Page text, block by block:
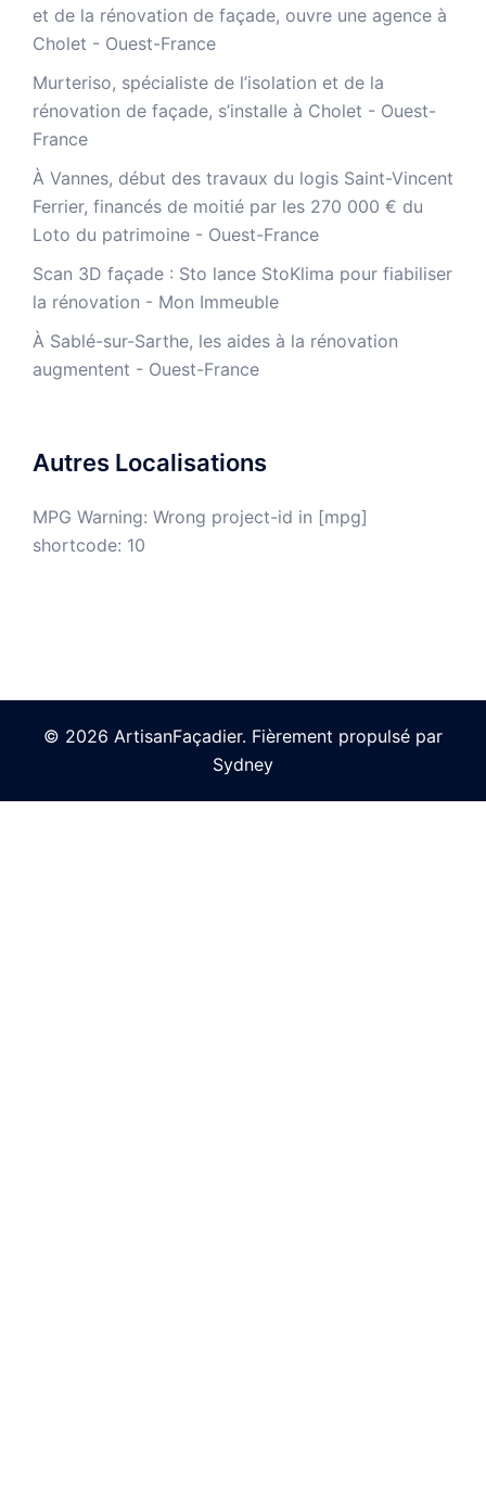
et de la rénovation de façade, ouvre une agence à
Cholet - Ouest-France
Murteriso, spécialiste de l’isolation et de la
rénovation de façade, s’installe à Cholet - Ouest-
France
À Vannes, début des travaux du logis Saint-Vincent
Ferrier, financés de moitié par les 270 000 € du
Loto du patrimoine - Ouest-France
​Scan 3D façade : Sto lance StoKlima pour fiabiliser
la rénovation - Mon Immeuble
À Sablé-sur-Sarthe, les aides à la rénovation
augmentent - Ouest-France
Autres Localisations
MPG Warning: Wrong project-id in [mpg]
shortcode: 10
© 2026 ArtisanFaçadier. Fièrement propulsé par
Sydney